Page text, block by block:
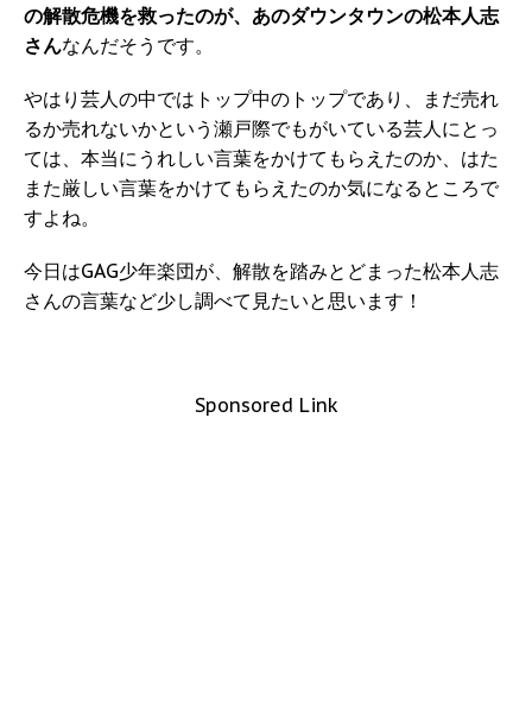
の解散危機を救ったのが、あのダウンタウンの松本人志
さんなんだそうです。
やはり芸人の中ではトップ中のトップであり、まだ売れ
るか売れないかという瀬戸際でもがいている芸人にとっ
ては、本当にうれしい言葉をかけてもらえたのか、はた
また厳しい言葉をかけてもらえたのか気になるところで
すよね。
今日はGAG少年楽団が、解散を踏みとどまった松本人志
さんの言葉など少し調べて見たいと思います！
Sponsored Link